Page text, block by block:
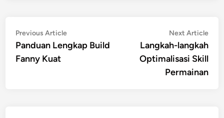
Post
navigation
Previous ArticlePrevious
article:
Panduan Lengkap Build
Fanny Kuat
Next Article
Langkah-langkah
Optimalisasi Skill
Permainan